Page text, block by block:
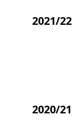
2021/22
2020/21